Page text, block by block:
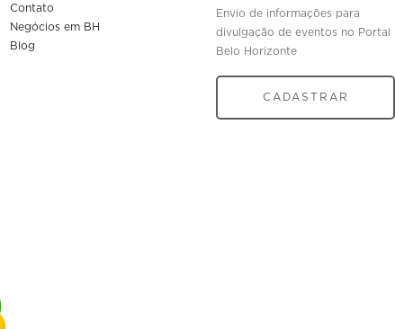
Contato
Negócios em BH
Blog
Envio de informações para
divulgação de eventos no Portal
Belo Horizonte
CADASTRAR